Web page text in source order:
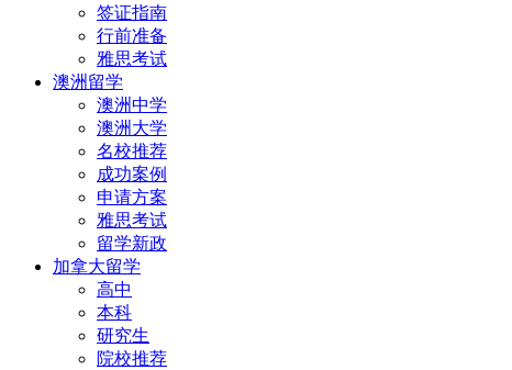
签证指南
行前准备
雅思考试
澳洲留学
澳洲中学
澳洲大学
名校推荐
成功案例
申请方案
雅思考试
留学新政
加拿大留学
高中
本科
研究生
院校推荐